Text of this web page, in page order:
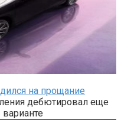
на прощание
дебютировал еще